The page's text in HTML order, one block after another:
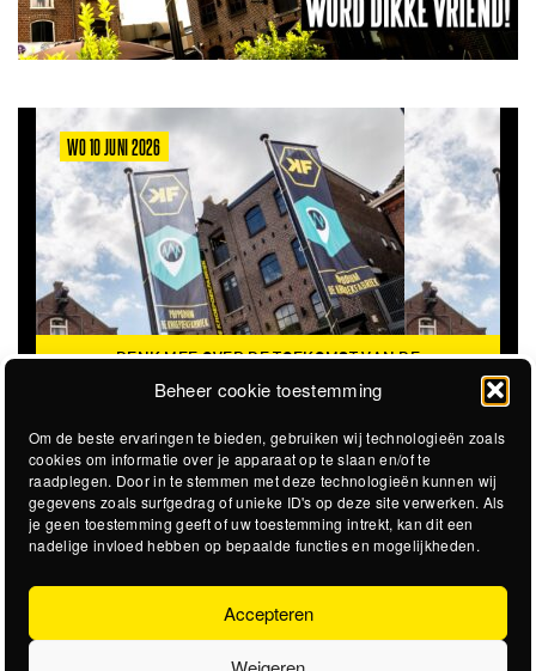
Beheer cookie toestemming
Om de beste ervaringen te bieden, gebruiken wij technologieën zoals
cookies om informatie over je apparaat op te slaan en/of te
raadplegen. Door in te stemmen met deze technologieën kunnen wij
gegevens zoals surfgedrag of unieke ID's op deze site verwerken. Als
je geen toestemming geeft of uw toestemming intrekt, kan dit een
nadelige invloed hebben op bepaalde functies en mogelijkheden.
Accepteren
WO 10 JUNI 2026
DENK MEE OVER DE TOEKOMST VAN DE
KROEPOEKFABRIEK